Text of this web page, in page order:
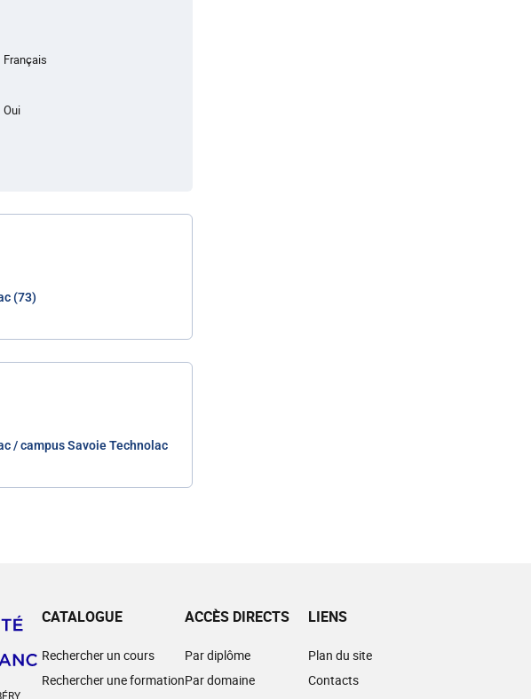
Français
Oui
(73)
/ campus Savoie Technolac
CATALOGUE
Rechercher un cours
Rechercher une formation
ACCÈS DIRECTS
Par diplôme
Par domaine
LIENS
Plan du site
Contacts